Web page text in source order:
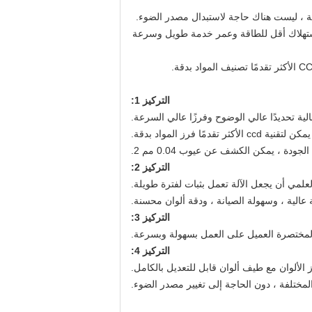
استهلاك أقل للطاقة وعمر خدمة طويل وسرعة
التركيز 1:
يمكن لتقنية ccd الأكثر تقدمًا فرز المواد بدقة.
، يمكن الكشف عن عيوب 0.04 مم 2.
التركيز 2:
أن يجعل الآلة تعمل بثبات لفترة طويلة.
، وسهولة الصيانة ، ودقة ألوان محسنة.
التركيز 3:
العميل على العمل بسهولة وبسرعة.
التركيز 4:
مع طيف ألوان قابل للتعديل بالكامل.
، دون الحاجة إلى تغيير مصدر الضوء.